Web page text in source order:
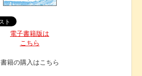
電子書籍版は
こちら
書籍の購入はこちら